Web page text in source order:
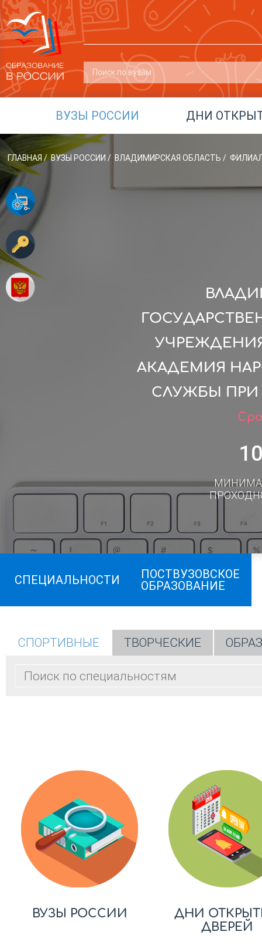
ВУЗЫ РОССИИ ДНИ
ГЛАВНАЯ / ВУЗЫ РОССИИ / ВЛАДИМИРСКАЯ ОБЛАСТЬ /
АКАДЕМИЯ
СЛУЖБЫ ПРИ
СПЕЦИАЛЬНОСТИ
ПОСТВУЗОВСКОЕ
ОБРАЗОВАНИЕ
СПОРТИВНЫЕ ТВОРЧЕСКИЕ
ВУЗЫ РОССИИ
ДНИ
ДВЕРЕЙ